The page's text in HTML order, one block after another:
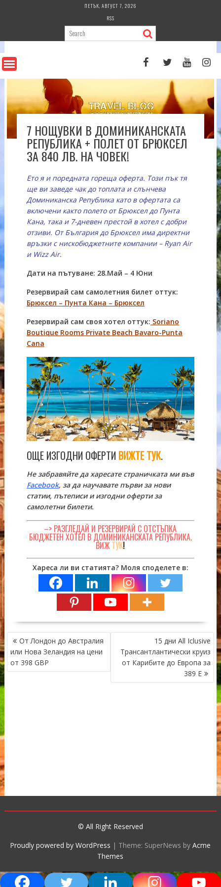
ПЕТЪК, АВГУСТ 7, 2026
RSS
7 НОЩУВКИ В ДОМИНИКАНСКАТА
РЕПУБЛИКА + ПОЛЕТ ОТ БРЮКСЕЛ
ЗА 840 ЛВ. НА ЧОВЕК!
Ето я и поредната гореща оферта. Този пък тя
ще ви заведе чак до топлата и слънчева
Доминиканска Република като в офертата са
включени както полето от Брюксел до Пунта
Кана, така и 7-дневен престой в хотел с добри
отзиви. От България до Брюксел има директни
връзки с нискобюджетните компании – Ryan Air
и Wizz Air.
Дати на пътуване: 28.Май – 4 Юни
Резервирай сам самолетния билет оттук:
Брюксел – Пунта Кана – Брюксел
Резервирай сам своя хотел оттук: Soriano
Boutique Rooms Private Beach Bavaro-Punta
Cana
ОЩЕ ИЗГОДНИ ОФЕРТИ ВИЖТЕ ТУК.
Не забравяйте да харесате страничката ми във
Facebook, за да научавате първи за нови
статии, пътеписи и изгодни оферти за
самолетни билети.
–> РАЗГЛЕДАЙ И РЕЗЕРВИРАЙ С ОТСТЪПКА
БЮДЖЕТЕН ХОТЕЛ В ДОМИНИКАНСКАТА РЕПУБЛИКА.
ВИЖ ТУК!
Хареса ли ви статията? Моля споделете в:
НАВИГАЦИЯ
От Лондон до Австралия
или Нова Зеландия на цени
от 398 GBP
15 дни All Iclusive
Трансантлантически круиз
от Карибите до Европа за
389 Е
© All Right Reserved
Proudly powered by WordPress | Theme: SuperNews byAcme
Themes